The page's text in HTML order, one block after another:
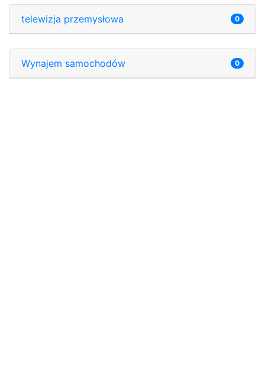
telewizja przemysłowa 0
Wynajem samochodów 0